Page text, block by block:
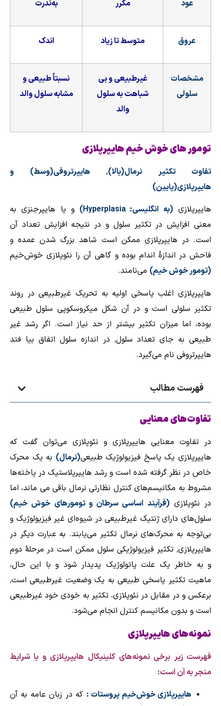
عود مکرر به‌ندرت
عروق متوسط تا زیاد اندک
مشخصات
سلولی
غیرطبیعی و بی
شباهت به سلول
والد
نسبتاً طبیعی و
مشابه سلول والد
تومور های خوش خیم هایپرپلازی
تفاوت تکثیر نرمال(بالا)٬ هایپرتروفی(وسط) و
هایپرپلازی(پایین)
هایپرپلازی(به انگلیسی:
Hyperplasia
) و یا هایپرجنزی به
معنی افزایش در تکثیر سلول و در نتیجه افزایش تعداد آن
است. در هایپرپلازی ممکن است شاهد بزرگ شدن عمده و
فاحش در اندازهٔ اندام بوده و گاهی آن‌ را نئوپلازی خوش‌خیم
(تومورخوش خیم) می‌نامند.
هایپرپلازی اغلب پاسخی اولیه به تحریک غیرطبیعی در روند
تکثیر سلولی است و در آن شکل میکروسکوپی سلول طبیعی
بوده، اما میزان تکثیر بیشتر از حد نیاز است. اگر رشد غیر
طبیعی به‌ جای تعداد سلول٬ در اندازه سلول اتفاق بیا فتد
هایپرتروفی نام می‌گیرد.
فهرست مطالب
تفاوت‌های معنایی
در تفاوت معنایی هایپرپلازی و نئوپلازی می‌توان گفت که
هایپرپلازی یک پاسخ فیزیولوژیک طبیعی(نرمال) به یک محرک
خاص در نظر گرفته شده‌ است و رشد هایپرپلاستیک در یاخته‌ها
مشروط به مکانیسم‌های کنترل نظارتی نرمال باقی می ماند، اما
در نئوپلازی (فرآیند اساسی سرطان و تومورهای خوش خیم)
سلول‌های دارای ژنتیک غیرطبیعی در شیوه‌ای غیر فیزیولوژیک و
بی‌توجه به محرک‌های نرمال تکثیر می‌یابند. به عبارت دیگر در
هایپرپلازی٬ تکثیر فیزیولوژیکی سلول ممکن است در مرحلهٔ دوم
و به خاطر یک علت پاتولوژیک پدیدار شود و با این حال،
ماهیت تکثیر پاسخی طبیعی به یک وضعیت غیرطبیعی است٬
برعکس و در مقابل در نئوپلازی، تکثیر به خودی خود غیرطبیعی
است و بدون مکانیسم کنترل انجام می‌شود.
نمونه‌های هایپرپلازی
فهرست زیر برخی نمونه‌های کلینیکال هایپرپلازی و یا شرایط
منجر به آن است:
هایپرپلازی خوش‌خیم پروستات : که در زبان عامه به آن